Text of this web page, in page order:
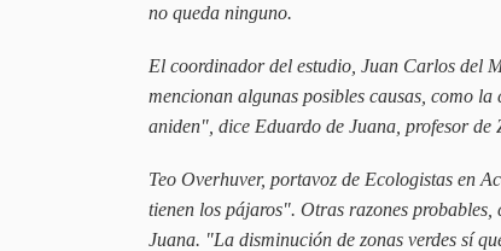
no queda ninguno.
El coordinador del estudio, Juan Carlos del
mencionan algunas posibles causas, como
aniden", dice Eduardo de Juana, profesor
Teo Overhuver, portavoz de Ecologistas en
tienen los pájaros". Otras razones
Juana. "La disminución de zonas verdes sí